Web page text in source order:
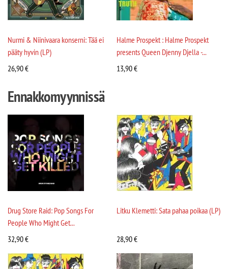
Nurmi & Niinivaara konserni: Tää ei
pääty hyvin (LP)
26,90€
Halme Prospekt : Halme Prospekt
presents Queen Djenny Djella -...
13,90€
Ennakkomyynnissä
Drug Store Raid: Pop Songs For
People Who Might Get...
32,90€
Litku Klemetti: Sata pahaa poikaa (LP)
28,90€